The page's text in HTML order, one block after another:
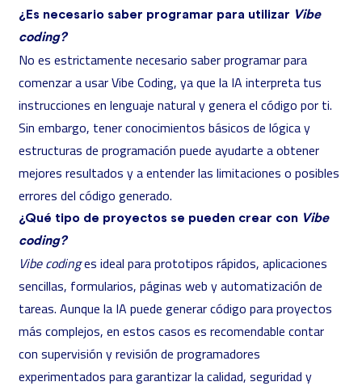
¿Es necesario saber programar para utilizar Vibe
coding?
No es estrictamente necesario saber programar para
comenzar a usar Vibe Coding, ya que la IA interpreta tus
instrucciones en lenguaje natural y genera el código por ti.
Sin embargo, tener conocimientos básicos de lógica y
estructuras de programación puede ayudarte a obtener
mejores resultados y a entender las limitaciones o posibles
errores del código generado.
¿Qué tipo de proyectos se pueden crear con Vibe
coding?
Vibe codinges ideal para prototipos rápidos, aplicaciones
sencillas, formularios, páginas web y automatización de
tareas. Aunque la IA puede generar código para proyectos
más complejos, en estos casos es recomendable contar
con supervisión y revisión de programadores
experimentados para garantizar la calidad, seguridad y